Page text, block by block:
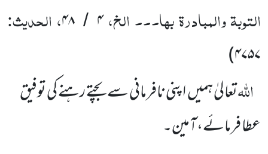
التوبۃ والمبادرۃ بہا۔۔۔ الخ،۴ / ۴۸، الحدیث:
۴۷۵۷)
اللّٰہتعالیٰ ہمیںاپنی نافرمانی سے بچتے رہنے کی توفیق
عطا فرمائے،آمین۔